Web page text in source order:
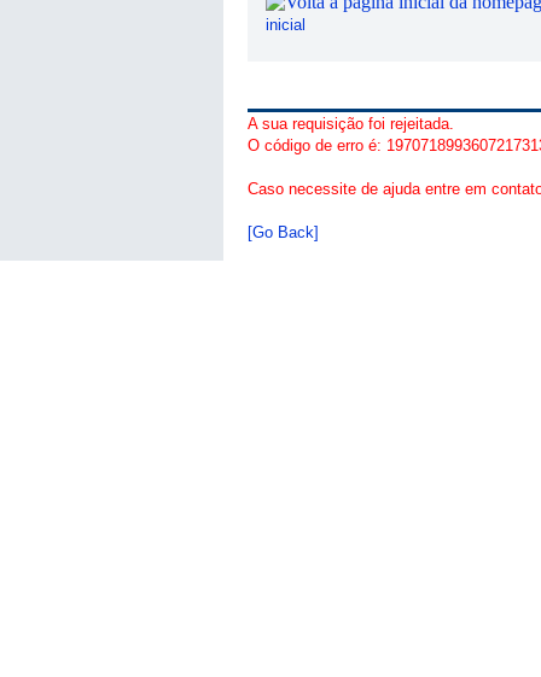
inicial
A sua requisição foi rejeitada.
O código de erro é:
Caso necessite de ajuda entre em
[Go Back]